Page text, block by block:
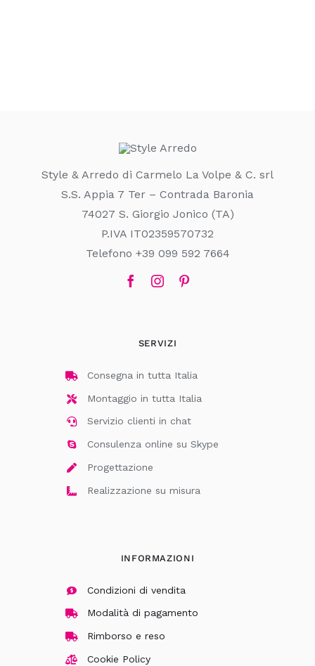
Style & Arredo di Carmelo La Volpe & C. srl
S.S. Appia 7 Ter – Contrada Baronia
74027 S. Giorgio Jonico (TA)
P.IVA IT02359570732
Telefono +39 099 592 7664
SERVIZI
Consegna in tutta Italia
Montaggio in tutta Italia
Servizio clienti in chat
Consulenza online su Skype
Progettazione
Realizzazione su misura
INFORMAZIONI
Condizioni di vendita
Modalità di pagamento
Rimborso e reso
Cookie Policy